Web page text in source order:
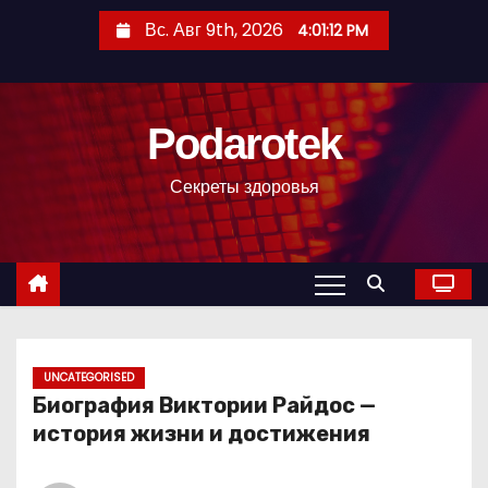
с
Вс. Авг 9th, 2026 4:01:14 PM
Podarotek
Секреты здоровья
UNCATEGORISED
Биография Виктории Райдос —
история жизни и достижения